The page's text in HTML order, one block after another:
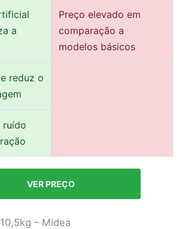
a
Preço elevado em
comparação a
modelos básicos
reduz o
ruído
VER PREÇO
– Midea